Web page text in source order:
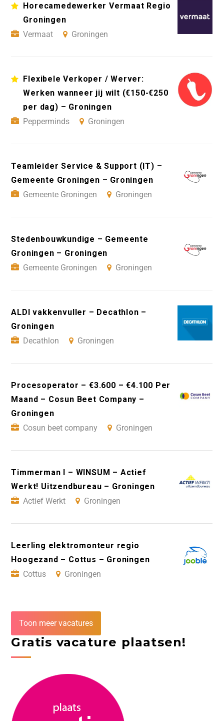
Horecamedewerker Vermaat Regio
Groningen
Vermaat
Groningen
Flexibele Verkoper / Werver:
Werken wanneer jij wilt (€150-€250
per dag) – Groningen
Pepperminds
Groningen
Teamleider Service & Support (IT) –
Gemeente Groningen – Groningen
Gemeente Groningen
Groningen
Stedenbouwkundige – Gemeente
Groningen – Groningen
Gemeente Groningen
Groningen
ALDI vakkenvuller – Decathlon –
Groningen
Decathlon
Groningen
Procesoperator – €3.600 – €4.100 Per
Maand – Cosun Beet Company –
Groningen
Cosun beet company
Groningen
Timmerman I – WINSUM – Actief
Werkt! Uitzendbureau – Groningen
Actief Werkt
Groningen
Leerling elektromonteur regio
Hoogezand – Cottus – Groningen
Cottus
Groningen
Toon meer vacatures
Gratis vacature plaatsen!